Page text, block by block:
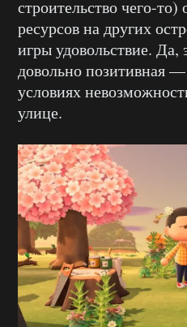
строительство чего-
ресурсов на других
игры удовольствие. Да,
довольно позитивная
условиях
улице.